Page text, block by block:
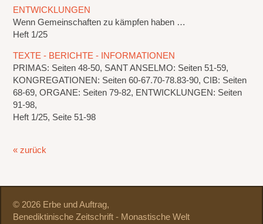
ENTWICKLUNGEN
Wenn Gemeinschaften zu kämpfen haben …
Heft 1/25
TEXTE - BERICHTE - INFORMATIONEN
PRIMAS: Seiten 48-50, SANT ANSELMO: Seiten 51-59,
KONGREGATIONEN: Seiten 60-67.70-78.83-90, CIB: Seiten
68-69, ORGANE: Seiten 79-82, ENTWICKLUNGEN: Seiten
91-98,
Heft 1/25, Seite 51-98
« zurück
© 2026 Erbe und Auftrag,
Benediktinische Zeitschrift - Monastische Welt